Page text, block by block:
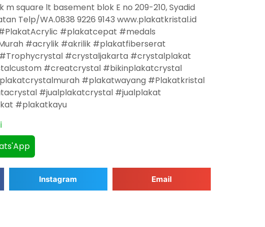
m square lt basement blok E no 209-210, Syadid
Telp/WA.0838 9226 9143 www.plakatkristal.id
#plakatcepat #medals
#acrylik #akrilik #plakatfiberserat
#crystaljakarta #crystalplakat
#creatcrystal #bikinplakatcrystal
#plakatwayang #Plakatkristal
#jualplakatcrystal #jualplakat
#plakatkayu
Instagram Email